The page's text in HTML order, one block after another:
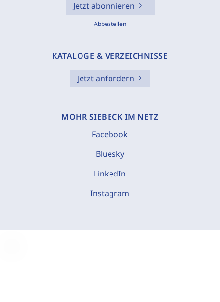
Jetzt abonnieren
Abbestellen
KATALOGE & VERZEICHNISSE
Jetzt anfordern
MOHR SIEBECK IM NETZ
Facebook
Bluesky
LinkedIn
Instagram